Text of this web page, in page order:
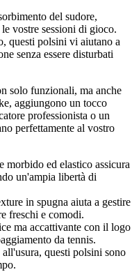
del sudore,
vostre sessioni di gioco.
questi polsini vi aiutano a
senza essere disturbati
solo funzionali, ma anche
aggiungono un tocco
professionista o un
perfettamente al vostro
morbido ed elastico assicura
un'ampia libertà di
in spugna aiuta a gestire
freschi e comodi.
ma accattivante con il logo
da tennis.
all'usura, questi polsini sono